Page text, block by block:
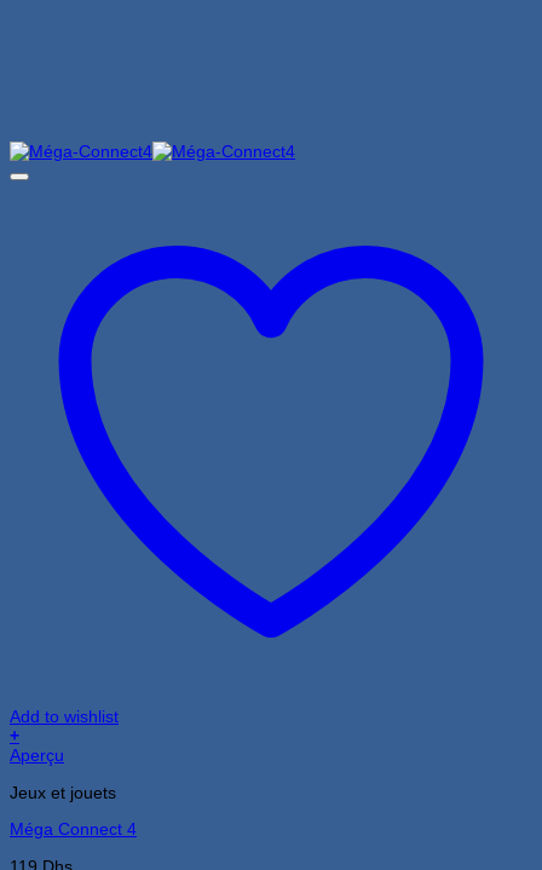
Add to wishlist
+
Aperçu
Jeux et jouets
Méga Connect 4
119 Dhs